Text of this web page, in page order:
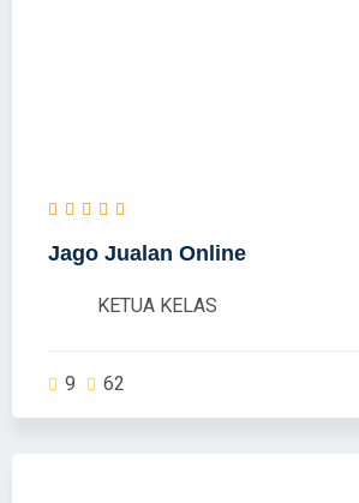
Jago Jualan Online
KETUA KELAS
9 62